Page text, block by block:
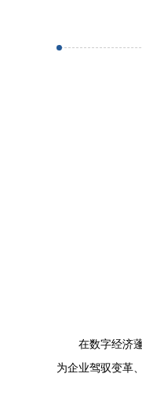
在数字经济
为企业驾驭变革